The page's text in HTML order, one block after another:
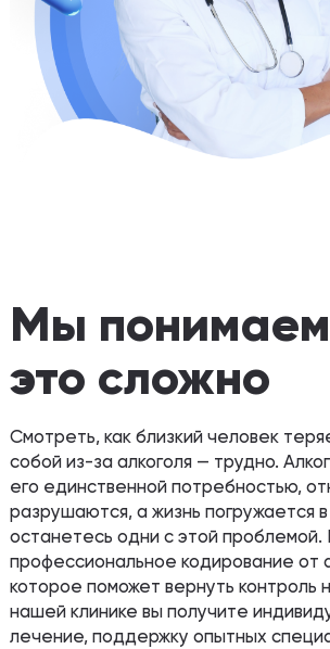
Мы
это сложно
Смотреть, как близкий человек
собой из-за алкоголя — трудно.
его единственной потребностью,
разрушаются, а жизнь погружается
останетесь одни с этой
профессиональное кодирование от
которое поможет вернуть контроль
нашей клинике вы получите
лечение, поддержку опытных